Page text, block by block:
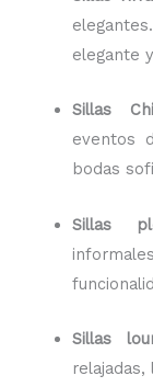
elegante
Sillas
eventos
bodas
Sillas
Sillas